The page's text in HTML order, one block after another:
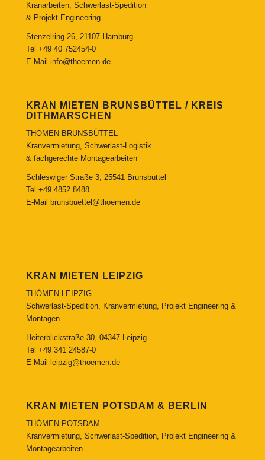
Kranarbeiten, Schwerlast-Spedition
& Projekt Engineering
Stenzelring 26, 21107 Hamburg
Tel +49 40 752454-0
E-Mail info@thoemen.de
KRAN MIETEN BRUNSBÜTTEL / KREIS
DITHMARSCHEN
THÖMEN BRUNSBÜTTEL
Kranvermietung, Schwerlast-Logistik
& fachgerechte Montagearbeiten
Schleswiger Straße 3, 25541 Brunsbüttel
Tel +49 4852 8488
E-Mail
brunsbuettel@thoemen.de
KRAN MIETEN LEIPZIG
THÖMEN LEIPZIG
Schwerlast-Spedition, Kranvermietung, Projekt Engineering &
Montagen
Heiterblickstraße 30, 04347 Leipzig
Tel +49 341 24587-0
E-Mail leipzig@thoemen.de
KRAN MIETEN POTSDAM & BERLIN
THÖMEN POTSDAM
Kranvermietung, Schwerlast-Spedition, Projekt Engineering &
Montagearbeiten